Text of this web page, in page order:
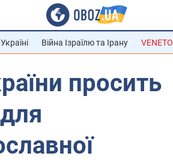
Війна Ізраїлю та Ірану VENETO
просить